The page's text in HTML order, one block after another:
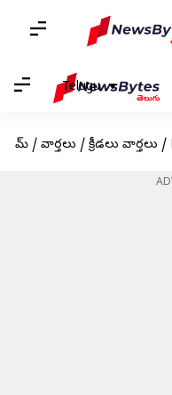
Telugu
హోమ్ / వార్తలు / క్రీడలు వార్తలు /